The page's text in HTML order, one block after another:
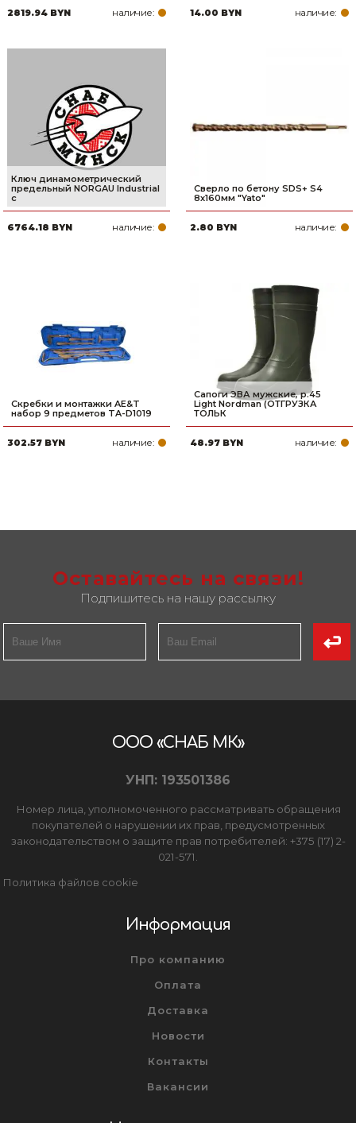
2819.94 BYN наличие: 14.00 BYN наличие:
Ключ динамометрический
предельный NORGAU Industrial
с
6764.18 BYN наличие:
Сверло по бетону SDS+ S4
8х160мм "Yato"
2.80 BYN наличие:
Скребки и монтажки AE&T
набор 9 предметов TA-D1019
302.57 BYN наличие:
Сапоги ЭВА мужские, р.45
Light Nordman (ОТГРУЗКА
ТОЛЬК
48.97 BYN наличие:
Оставайтесь на связи!
Подпишитесь на нашу рассылку
ООО «СНАБ МК»
УНП: 193501386
Номер лица, уполномоченного рассматривать обращения
покупателей о нарушении их прав, предусмотренных
законодательством о защите прав потребителей: +375 (17) 2-
021-571.
Политика файлов cookie
Информация
Про компанию
Оплата
Доставка
Новости
Контакты
Вакансии